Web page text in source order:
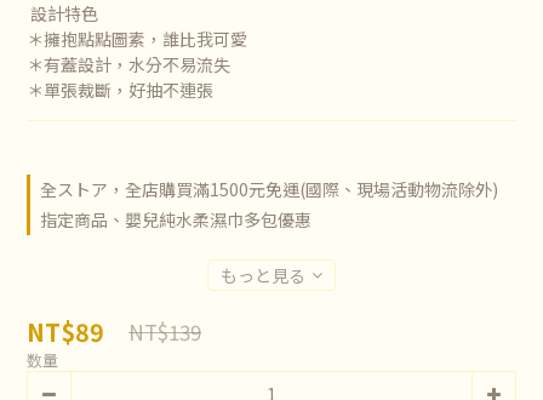
設計特色
＊擁抱點點圖素，誰比我可愛
＊有蓋設計，水分不易流失
＊單張裁斷，好抽不連張
全ストア，全店購買滿1500元免運(國際、現場活動物流除外)
指定商品、嬰兒純水柔濕巾多包優惠
もっと見る
NT$89 NT$139
数量